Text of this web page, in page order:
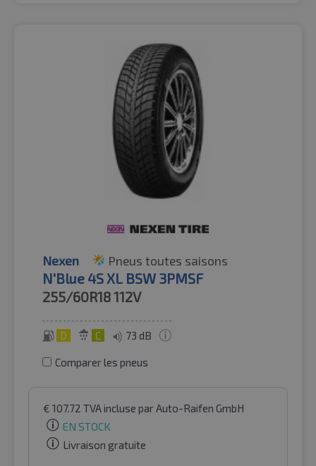
Nexen Pneus toutes saisons
N'Blue 4S XL BSW 3PMSF
255/60R18112V
D C 73 dB
Comparer les pneus
€ 107.72 TVA incluse par Auto-Raifen GmbH
EN STOCK
Livraison gratuite